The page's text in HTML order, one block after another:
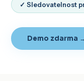
✓ Sledovatelnost
Demo zdarma